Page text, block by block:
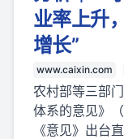
业率上升
增长”
www.caixin.com
农村部等三部
体系的意见》
《意见》出台